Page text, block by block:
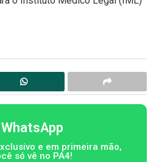
WhatsApp
e em primeira mão,
só vê no PA4!